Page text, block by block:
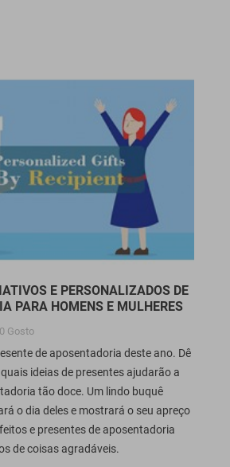
E PERSONALIZADOS DE
PARA HOMENS E MULHERES
0 Gosto
de aposentadoria deste ano. Dê
ideias de presentes ajudarão a
tão doce. Um lindo buquê
o dia deles e mostrará o seu apreço
e presentes de aposentadoria
de coisas agradáveis.